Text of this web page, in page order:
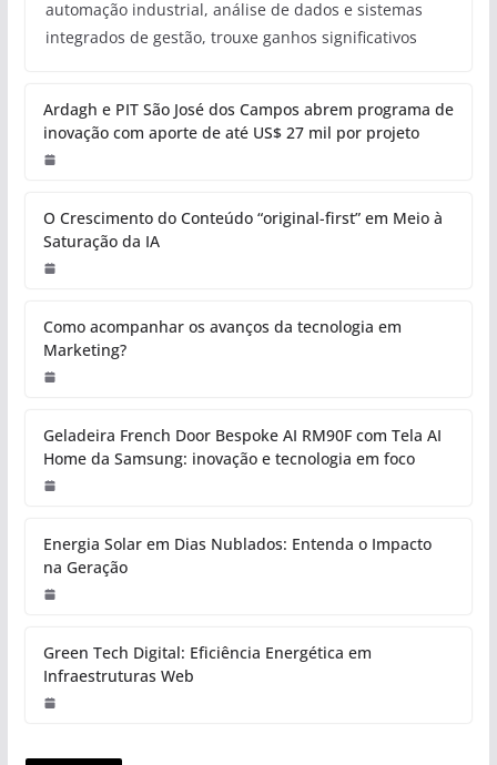
automação industrial, análise de dados e sistemas
integrados de gestão, trouxe ganhos significativos
Ardagh e PIT São José dos Campos abrem programa de
inovação com aporte de até US$ 27 mil por projeto
O Crescimento do Conteúdo “original-first” em Meio à
Saturação da IA
Como acompanhar os avanços da tecnologia em
Marketing?
Geladeira French Door Bespoke AI RM90F com Tela AI
Home da Samsung: inovação e tecnologia em foco
Energia Solar em Dias Nublados: Entenda o Impacto
na Geração
Green Tech Digital: Eficiência Energética em
Infraestruturas Web